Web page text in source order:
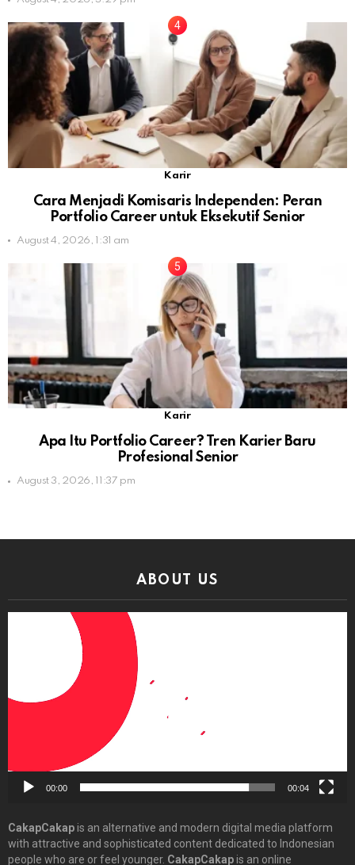
Karir
Cara Menjadi Komisaris Independen: Peran
Portfolio Career untuk Eksekutif Senior
August 4, 2026, 1:31 am
Karir
Apa Itu Portfolio Career? Tren Karier Baru
Profesional Senior
August 3, 2026, 11:37 pm
ABOUT US
00:00 00:04
CakapCakapis an alternative and modern digital media platform
with attractive and sophisticated content dedicated to Indonesian
people who are or feel younger. CakapCakapis an online